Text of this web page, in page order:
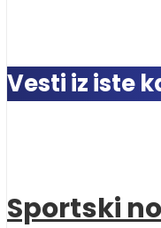
Vesti iz iste
Sportski